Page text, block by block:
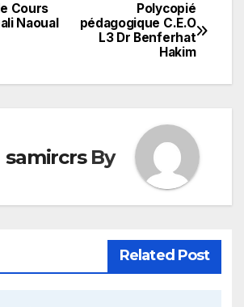
تصفّح
المقالات
Cours
Naoual
Polycopié
pédagogique C.E.O
L3 Dr Benferhat
Hakim
By
samircrs
Related Post